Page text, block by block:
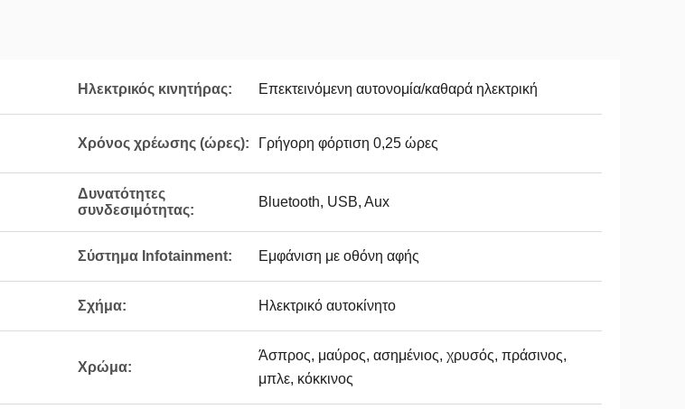
Ηλεκτρικός κινητήρας: Επεκτεινόμενη αυτονομία/καθαρά ηλεκτρική
Χρόνος χρέωσης (ώρες): Γρήγορη φόρτιση 0,25 ώρες
Δυνατότητες
συνδεσιμότητας:
Bluetooth, USB, Aux
Σύστημα Infotainment: Εμφάνιση με οθόνη αφής
Σχήμα: Ηλεκτρικό αυτοκίνητο
Χρώμα:
Άσπρος, μαύρος, ασημένιος, χρυσός, πράσινος,
μπλε, κόκκινος